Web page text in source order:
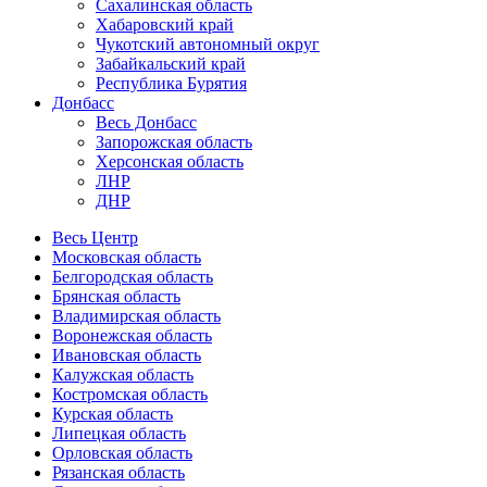
Сахалинская область
Хабаровский край
Чукотский автономный округ
Забайкальский край
Республика Бурятия
Донбасс
Весь Донбасс
Запорожская область
Херсонская область
ЛНР
ДНР
Весь Центр
Московская область
Белгородская область
Брянская область
Владимирская область
Воронежская область
Ивановская область
Калужская область
Костромская область
Курская область
Липецкая область
Орловская область
Рязанская область